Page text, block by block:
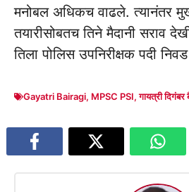
मनोबल अधिकच वाढले. त्यानंतर
तयारीसोबतच तिने मैदानी सराव
तिला पोलिस उपनिरीक्षक पदी
Gayatri Bairagi, MPSC PSI,गायत्री दिगंबर